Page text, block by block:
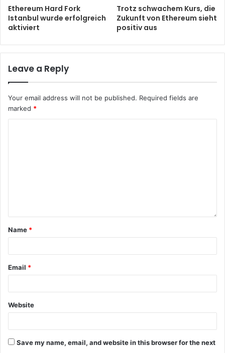
Ethereum Hard Fork
Istanbul wurde erfolgreich
aktiviert
Trotz schwachem Kurs, die
Zukunft von Ethereum sieht
positiv aus
Leave a Reply
Your email address will not be published. Required fields are
marked *
Name *
Email *
Website
Save my name, email, and website in this browser for the next